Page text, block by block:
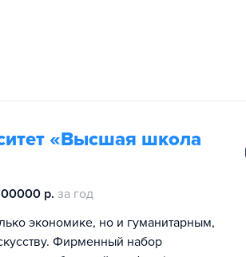
«Высшая школа
р. за год
экономике, но и гуманитарным,
Фирменный набор